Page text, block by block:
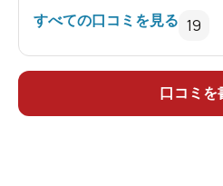
すべての口コミを見る 19
口コミを